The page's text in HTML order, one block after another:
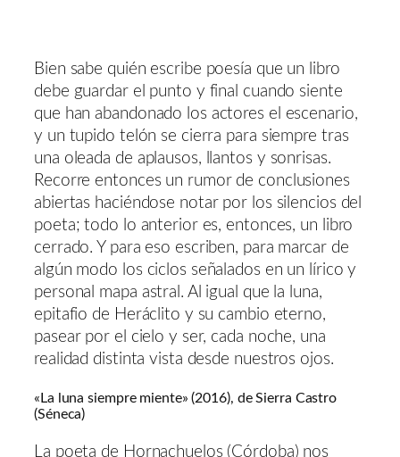
Bien sabe quién escribe poesía que un libro
debe guardar el punto y final cuando siente
que han abandonado los actores el escenario,
y un tupido telón se cierra para siempre tras
una oleada de aplausos, llantos y sonrisas.
Recorre entonces un rumor de conclusiones
abiertas haciéndose notar por los silencios del
poeta; todo lo anterior es, entonces, un libro
cerrado. Y para eso escriben, para marcar de
algún modo los ciclos señalados en un lírico y
personal mapa astral. Al igual que la luna,
epitafio de Heráclito y su cambio eterno,
pasear por el cielo y ser, cada noche, una
realidad distinta vista desde nuestros ojos.
«La luna siempre miente» (2016), de Sierra Castro
(Séneca)
La poeta de Hornachuelos (Córdoba) nos